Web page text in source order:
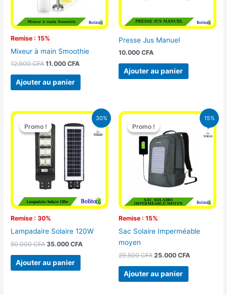
Remise : 15%
Mixeur à main Smoothie
12.900CFA 11.000CFA
Ajouter au panier
Presse Jus Manuel
10.000 CFA
Ajouter au panier
30%
Promo !
Remise : 30%
Promo !
Lampadaire Solaire 120W
50.000CFA
Le
prix
initial
était :
50.000 CFA.
35.000CFA
Le
prix
actuel
est :
35.000 CFA.
Ajouter au panier
15%
Promo !
Remise : 15%
Promo !
Sac Solaire Imperméable
moyen
29.500CFA
Le
prix
initial
était :
29.500 CFA.
25.000 CFA
Le
prix
actuel
Ajouter au panier